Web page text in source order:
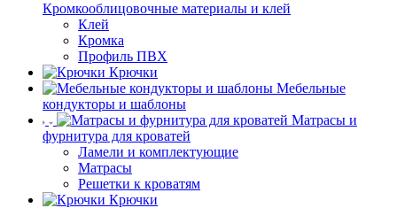
Кромкооблицовочные материалы и клей
Клей
Кромка
Профиль ПВХ
Крючки
Мебельные
кондукторы и шаблоны
Матрасы и
фурнитура для кроватей
Ламели и комплектующие
Матрасы
Решетки к кроватям
Крючки